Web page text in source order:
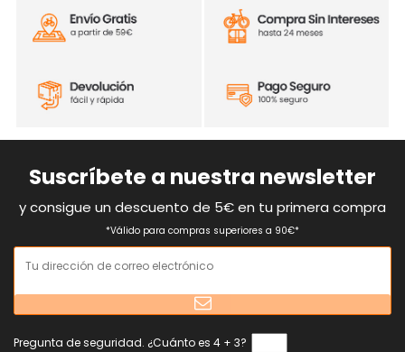
Suscríbete a nuestra newsletter
y consigue un descuento de 5€ en tu primera compra
*Válido para compras superiores a 90€*
Pregunta de seguridad. ¿Cuánto es 4 + 3?